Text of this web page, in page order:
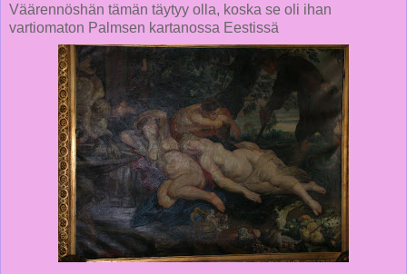
Väärennöshän tämän täytyy olla, koska se oli ihan
vartiomaton Palmsen kartanossa Eestissä